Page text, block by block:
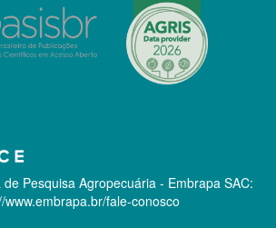
Pesquisa Agropecuária - Embrapa SAC:
www.embrapa.br/fale-conosco